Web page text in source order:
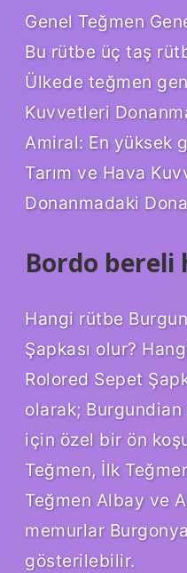
Genel Teğmen
Bu rütbe üç taş
Ülkede teğmen
Kuvvetleri
Amiral: En yüksek
Tarım ve Hava
Donanmadaki
Bordo bereli
Hangi rütbe
Şapkası olur?
Rolored Sepet
olarak;
için özel bir ön
Teğmen, İlk
Teğmen Albay ve
memurlar
gösterilebilir.